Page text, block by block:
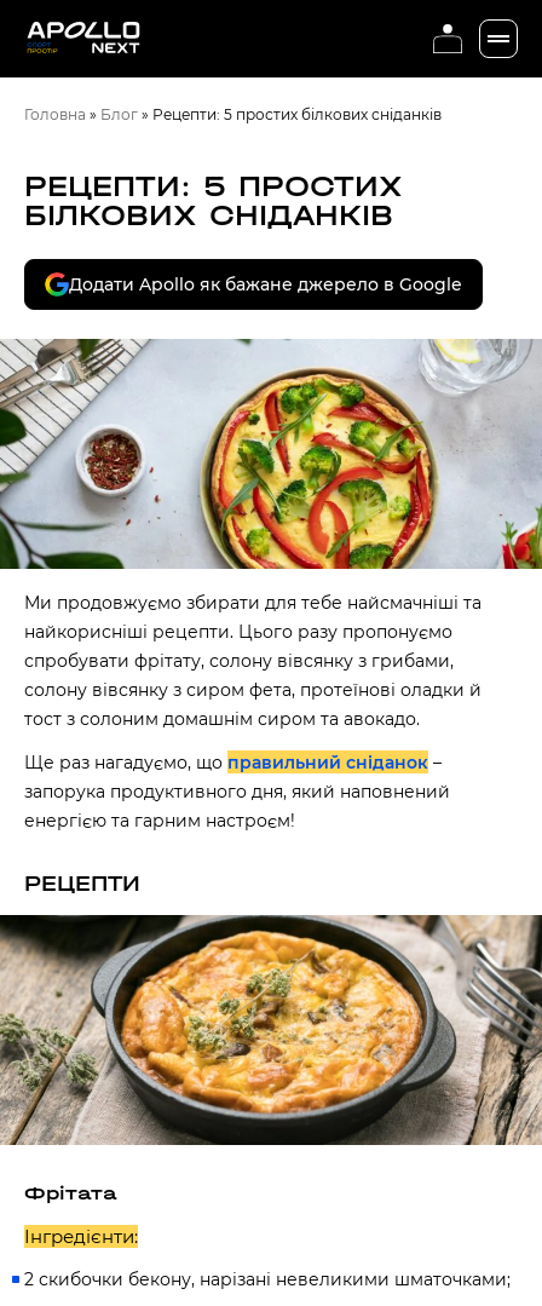
Головна » Блог » Рецепти: 5 простих білкових сніданків
РЕЦЕПТИ: 5 ПРОСТИХ
БІЛКОВИХ СНІДАНКІВ
Додати Apollo як бажане джерело в Google
Ми продовжуємо збирати для тебе найсмачніші та
найкорисніші рецепти. Цього разу пропонуємо
спробувати фрітату, солону вівсянку з грибами,
солону вівсянку з сиром фета, протеїнові оладки й
тост з солоним домашнім сиром та авокадо.
Ще раз нагадуємо, що правильний сніданок –
запорука продуктивного дня, який наповнений
енергією та гарним настроєм!
РЕЦЕПТИ
Фрітата
Інгредієнти:
2 скибочки бекону, нарізані невеликими шматочками;